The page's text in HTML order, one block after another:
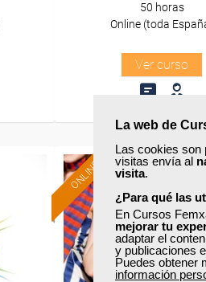
La web de
Las cookies son
visitas envía al
visita.
¿Para qué las
En Cursos
mejorar tu
adaptar el
y publicaciones
Puedes obtener
información
50 horas
Online (toda
Ver curso
ONLINE
Formación 100%
subvencionada.
Para desempleados,
trabajadores y autónomos.